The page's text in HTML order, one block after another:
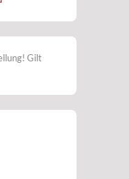
Gilt